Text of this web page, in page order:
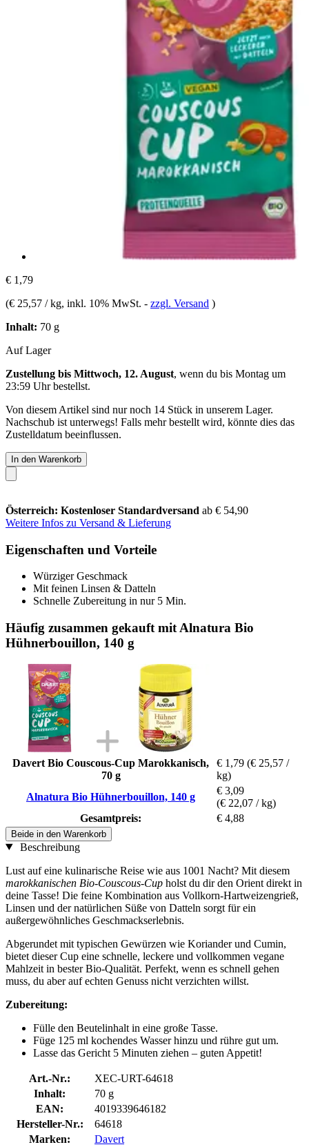
€ 1,79
(€ 25,57 / kg, inkl. 10% MwSt. - zzgl. Versand )
Inhalt: 70 g
Auf Lager
Zustellung bis Mittwoch, 12. August, wenn du bis Montag um
23:59 Uhrbestellst.
Von diesem Artikel sind nur noch 14 Stück in unserem Lager.
Nachschub ist unterwegs! Falls mehr bestellt wird, könnte dies das
Zustelldatum beeinflussen.
In den Warenkorb
Österreich: Kostenloser Standardversand ab € 54,90
Weitere Infos zu Versand & Lieferung
Eigenschaften und Vorteile
Würziger Geschmack
Mit feinen Linsen & Datteln
Schnelle Zubereitung in nur 5 Min.
Häufig zusammen gekauft mit Alnatura Bio
Hühnerbouillon, 140 g
Davert Bio Couscous-Cup Marokkanisch,
70 g
€ 1,79 (€ 25,57 /
kg)
Alnatura Bio Hühnerbouillon, 140 g
€ 3,09
(€ 22,07 / kg)
Gesamtpreis:
€ 4,88
Beide in den Warenkorb
Beschreibung
Lust auf eine kulinarische Reise wie aus 1001 Nacht? Mit diesem
marokkanischen Bio-Couscous-Cup holst du dir den Orient direkt in
deine Tasse! Die feine Kombination aus Vollkorn-Hartweizengrieß,
Linsen und der natürlichen Süße von Datteln sorgt für ein
außergewöhnliches Geschmackserlebnis.
Abgerundet mit typischen Gewürzen wie Koriander und Cumin,
bietet dieser Cup eine schnelle, leckere und vollkommen vegane
Mahlzeit in bester Bio-Qualität. Perfekt, wenn es schnell gehen
muss, du aber auf echten Genuss nicht verzichten willst.
Zubereitung:
Fülle den Beutelinhalt in eine große Tasse.
Füge 125 ml kochendes Wasser hinzu und rühre gut um.
Lasse das Gericht 5 Minuten ziehen – guten Appetit!
Art.-Nr.:
XEC-URT-64618
Inhalt:
70 g
EAN:
4019339646182
Hersteller-Nr.:
64618
Marken:
Davert